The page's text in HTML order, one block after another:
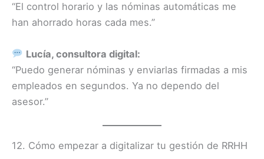
“El control horario y las nóminas automáticas me
han ahorrado horas cada mes.”
Lucía, consultora digital:
“Puedo generar nóminas y enviarlas firmadas a mis
empleados en segundos. Ya no dependo del
asesor.”
12. Cómo empezar a digitalizar tu gestión de RRHH